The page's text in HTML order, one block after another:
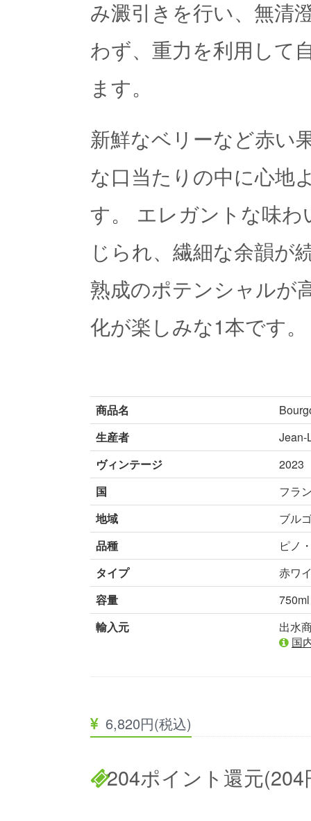
み澱引きを行い、無清
わず、重力を利用して
ます。
新鮮なベリーなど赤い
な口当たりの中に心地
す。 エレガントな味
じられ、繊細な余韻が
熟成のポテンシャルが
化が楽しみな1本です。
商品名
生産者
Jean-
ヴィンテージ
2023
国
フラ
地域
ブル
品種
ピノ
タイプ
赤ワ
容量
750ml
輸入元
出水
国
6,820円(税込)
204ポイント還元(204